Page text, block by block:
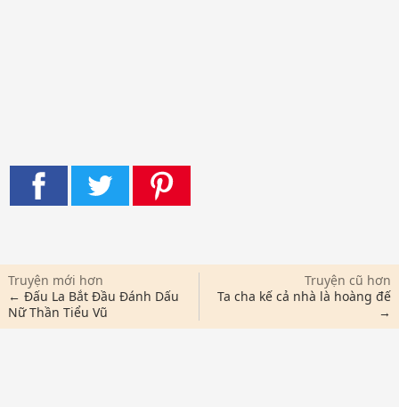
Truyện mới hơn
← Đấu La Bắt Đầu Đánh Dấu
Nữ Thần Tiểu Vũ
Truyện cũ hơn
Ta cha kế cả nhà là hoàng đế
→